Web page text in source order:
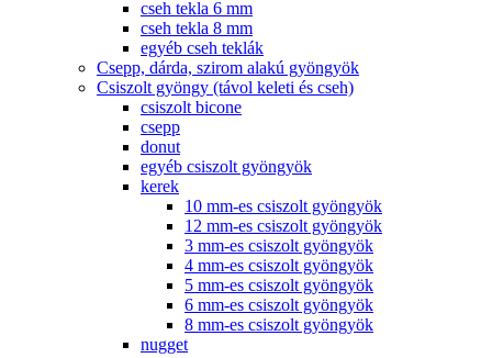
cseh tekla 6 mm
cseh tekla 8 mm
egyéb cseh teklák
Csepp, dárda, szirom alakú gyöngyök
Csiszolt gyöngy (távol keleti és cseh)
csiszolt bicone
csepp
donut
egyéb csiszolt gyöngyök
kerek
10 mm-es csiszolt gyöngyök
12 mm-es csiszolt gyöngyök
3 mm-es csiszolt gyöngyök
4 mm-es csiszolt gyöngyök
5 mm-es csiszolt gyöngyök
6 mm-es csiszolt gyöngyök
8 mm-es csiszolt gyöngyök
nugget